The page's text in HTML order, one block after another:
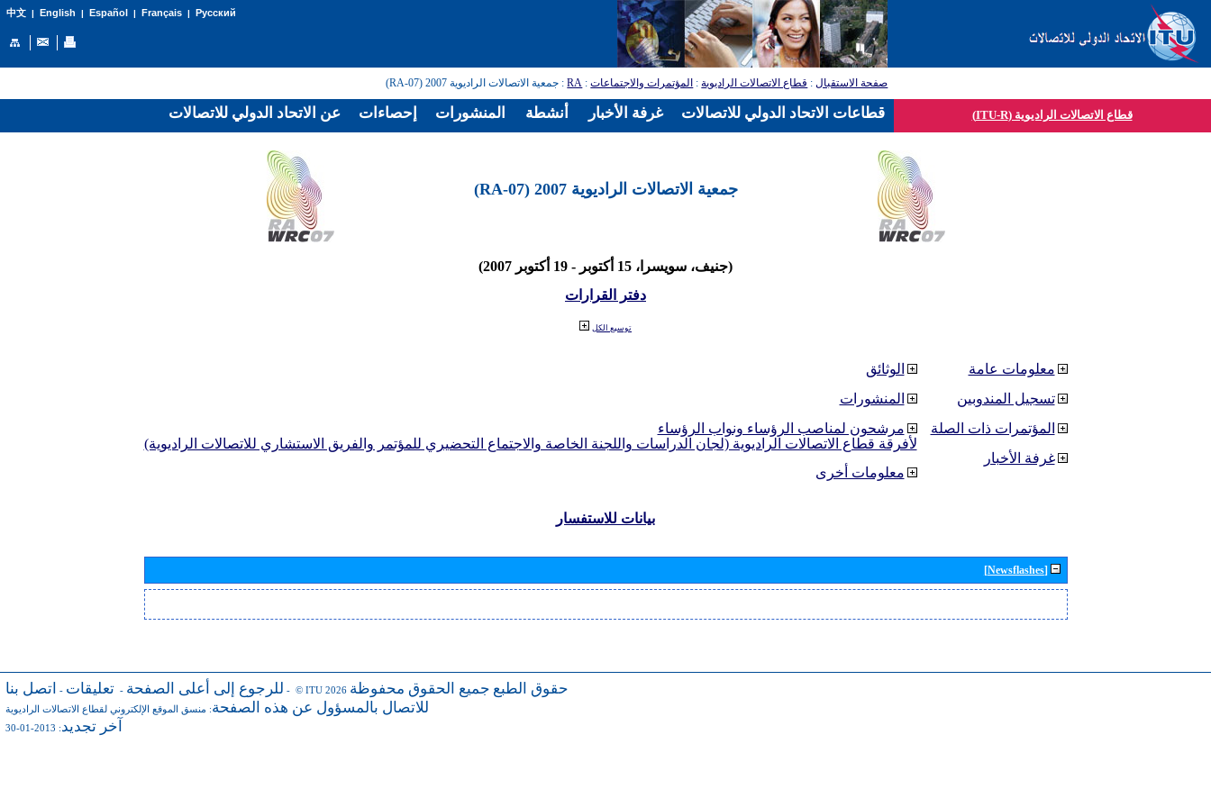
中文| English | Español | Français| Русский
صفحة الاستقبال: قطاع الاتصالات الراديوية: المؤتمرات والاجتماعات:
RA: جمعية الاتصالات الراديوية 2007 (RA-07)
قطاع الاتصالات الراديوية (ITU-R)
جمعية الاتصالات الراديوية 2007 (RA-07)
(جنيف، سويسرا، 15 أكتوبر - 19 أكتوبر 2007)
دفتر القرارات
توسيع الكل
الوثائق
المنشورات
مرشحون لمناصب الرؤساء ونواب الرؤساء
لأفرقة قطاع الاتصالات الراديوية (لجان الدراسات واللجنة الخاصة والاجتماع التحضيري للمؤتمر والفريق الاستشاري للاتصالات الراديوية)
معلومات أخرى
معلومات عامة
تسجيل المندوبين
المؤتمرات ذات الصلة
غرفة الأخبار
بيانات للاستفسار
[Newsflashes]
للرجوع إلى أعلى الصفحة - تعليقات - اتصل بنا - © ITU 2026 حقوق الطبع جميع الحقوق محفوظة
للاتصال بالمسؤول عن هذه الصفحة: منسق الموقع الإلكتروني لقطاع الاتصالات الراديوية
آخر تجديد: 2013-01-30
عن الاتحاد الدولي للاتصالات إحصاءات المنشورات أنشطة غرفة الأخبار قطاعات الاتحاد الدولي للاتصالات